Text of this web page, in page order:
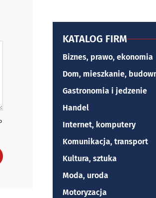
KATALOG FIRM
Biznes, prawo, ekonomia
Dom, mieszkanie,
Gastronomia i jedzenie
Handel
Internet, komputery
Komunikacja, transport
Kultura, sztuka
Moda, uroda
Motoryzacja